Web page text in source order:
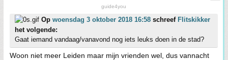
guide4you
Op woensdag 3 oktober 2018 16:58 schreef Flitskikker
het volgende:
Gaat iemand vandaag/vanavond nog iets leuks doen in de stad?
Woon niet meer Leiden maar mijn vrienden wel, dus vannacht